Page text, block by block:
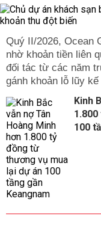
Quý II/2026, Ocean
nhờ khoản tiền liên
đối tác từ các năm
gánh khoản lỗ lũy
Kinh
100